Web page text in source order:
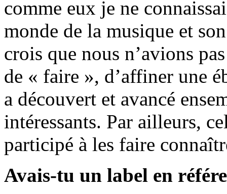
comme eux je ne
monde de la musique et
crois que nous n’avions
de « faire », d’affiner une
a découvert et avancé
intéressants. Par ailleurs,
participé à les faire
Avais-tu un label en